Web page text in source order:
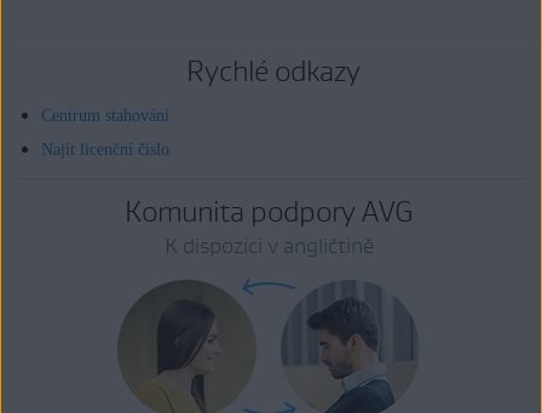
Rychlé odkazy
Centrum stahování
Najít licenční číslo
Komunita podpory AVG
K dispozici v angličtině